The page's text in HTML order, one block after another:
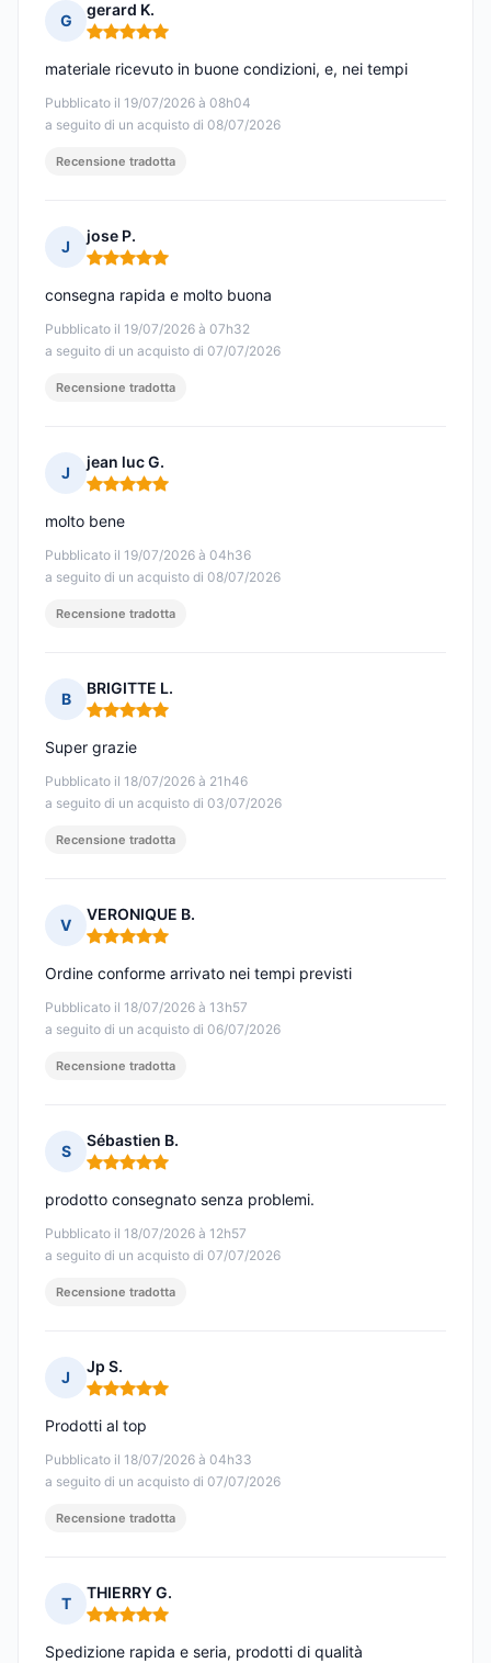
G
gerard K.
Nota: 5 su 5
Pubblicato il 19/07/2026 à 08h04
a seguito di un acquisto di 08/07/2026
materiale ricevuto in buone condizioni, e, nei tempi
Recensione tradotta
J
jose P.
Nota: 5 su 5
Pubblicato il 19/07/2026 à 07h32
a seguito di un acquisto di 07/07/2026
consegna rapida e molto buona
Recensione tradotta
J
jean luc G.
Nota: 5 su 5
Pubblicato il 19/07/2026 à 04h36
a seguito di un acquisto di 08/07/2026
molto bene
Recensione tradotta
B
BRIGITTE L.
Nota: 5 su 5
Pubblicato il 18/07/2026 à 21h46
a seguito di un acquisto di 03/07/2026
Super grazie
Recensione tradotta
V
VERONIQUE B.
Nota: 5 su 5
Pubblicato il 18/07/2026 à 13h57
a seguito di un acquisto di 06/07/2026
Ordine conforme arrivato nei tempi previsti
Recensione tradotta
S
Sébastien B.
Nota: 5 su 5
Pubblicato il 18/07/2026 à 12h57
a seguito di un acquisto di 07/07/2026
prodotto consegnato senza problemi.
Recensione tradotta
J
Jp S.
Nota: 5 su 5
Pubblicato il 18/07/2026 à 04h33
a seguito di un acquisto di 07/07/2026
Prodotti al top
Recensione tradotta
T
THIERRY G.
Nota: 5 su 5
Spedizione rapida e seria, prodotti di qualità